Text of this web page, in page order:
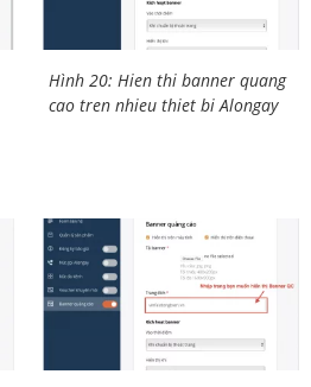
Hình 20: Hien thi banner quang
cao tren nhieu thiet bi Alongay